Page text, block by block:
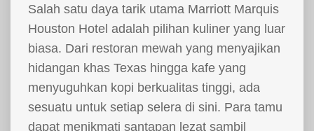
Salah satu daya tarik utama Marriott Marquis
Houston Hotel adalah pilihan kuliner yang luar
biasa. Dari restoran mewah yang menyajikan
hidangan khas Texas hingga kafe yang
menyuguhkan kopi berkualitas tinggi, ada
sesuatu untuk setiap selera di sini. Para tamu
dapat menikmati santapan lezat sambil